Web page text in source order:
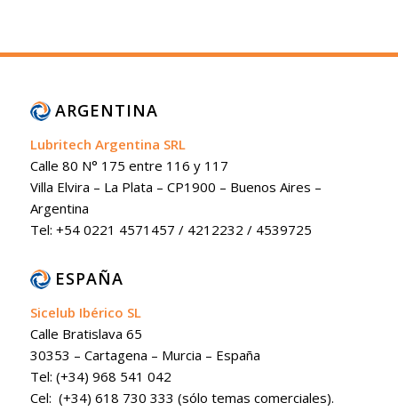
ARGENTINA
Lubritech Argentina SRL
Calle 80 N° 175 entre 116 y 117
Villa Elvira – La Plata – CP1900 – Buenos Aires –
Argentina
Tel: +54 0221 4571457 / 4212232 / 4539725
ESPAÑA
Sicelub Ibérico SL
Calle Bratislava 65
30353 – Cartagena – Murcia – España
Tel: (+34) 968 541 042
Cel: (+34) 618 730 333 (sólo temas comerciales).